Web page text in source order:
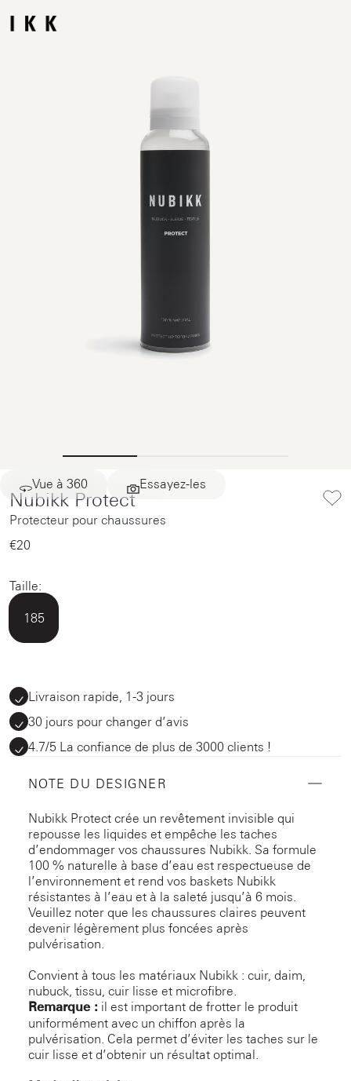
Vue à 360 Essayez-les
Nubikk Protect
Protecteur pour chaussures
€20‌
Taille:
185
Livraison rapide, 1-3 jours
30 jours pour changer d’avis
4.7/5 La confiance de plus de 3000 clients !
NOTE DU DESIGNER
Nubikk Protect crée un revêtement invisible qui
repousse les liquides et empêche les taches
d’endommager vos chaussures Nubikk. Sa formule
100 % naturelle à base d’eau est respectueuse de
l’environnement et rend vos baskets Nubikk
résistantes à l’eau et à la saleté jusqu’à 6 mois.
Veuillez noter que les chaussures claires peuvent
devenir légèrement plus foncées après
pulvérisation.
Convient à tous les matériaux Nubikk : cuir, daim,
nubuck, tissu, cuir lisse et microfibre.
Remarque : il est important de frotter le produit
uniformément avec un chiffon après la
pulvérisation. Cela permet d’éviter les taches sur le
cuir lisse et d’obtenir un résultat optimal.